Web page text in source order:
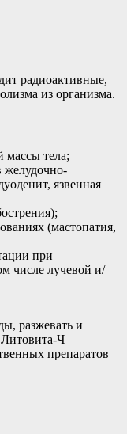
радиоактивные,
из организма.
массы тела;
желудочно-
язвенная
(мастопатия,
при
числе лучевой и/
разжевать и
Ч
препаратов